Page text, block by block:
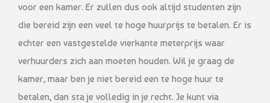
voor een kamer. Er zullen dus ook altijd studenten zijn
die bereid zijn een veel te hoge huurprijs te betalen. Er is
echter een vastgestelde vierkante meterprijs waar
verhuurders zich aan moeten houden. Wil je graag de
kamer, maar ben je niet bereid een te hoge huur te
betalen, dan sta je volledig in je recht. Je kunt via